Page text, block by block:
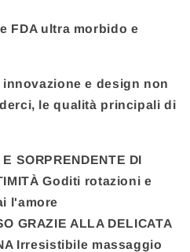
FDA ultra morbido e
e design non
le qualità principali di
SORPRENDENTE DI
Goditi rotazioni e
l'amore
GRAZIE ALLA DELICATA
Irresistibile massaggio